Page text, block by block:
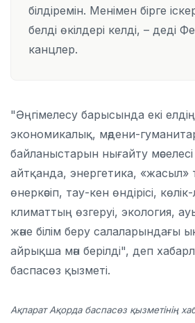
білдіремін. Менімен бірге
белді өкілдері келді, – деді
канцлер.
"Әңгімелесу барысында екі
экономикалық, мәдени-
байланыстарын нығайту
айтқанда, энергетика, «жасыл»
өнеркәсіп, тау-кен өндірісі,
климаттың өзгеруі, экология,
және білім беру салаларындағы
айрықша мән берілді", деп
баспасөз қызметі.
Ақпарат Ақорда баспасөз қызметінің